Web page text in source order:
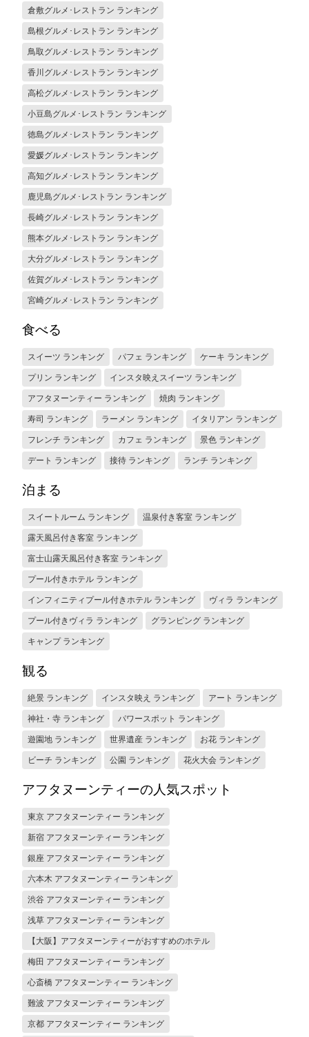
倉敷グルメ･レストラン ランキング
島根グルメ･レストラン ランキング
鳥取グルメ･レストラン ランキング
香川グルメ･レストラン ランキング
高松グルメ･レストラン ランキング
小豆島グルメ･レストラン ランキング
徳島グルメ･レストラン ランキング
愛媛グルメ･レストラン ランキング
高知グルメ･レストラン ランキング
鹿児島グルメ･レストラン ランキング
長崎グルメ･レストラン ランキング
熊本グルメ･レストラン ランキング
大分グルメ･レストラン ランキング
佐賀グルメ･レストラン ランキング
宮崎グルメ･レストラン ランキング
食べる
スイーツ ランキング パフェ ランキング ケーキ ランキング
プリン ランキング インスタ映えスイーツ ランキング
アフタヌーンティー ランキング 焼肉 ランキング
寿司 ランキング ラーメン ランキング イタリアン ランキング
フレンチ ランキング カフェ ランキング 景色 ランキング
デート ランキング 接待 ランキング ランチ ランキング
泊まる
スイートルーム ランキング 温泉付き客室 ランキング
露天風呂付き客室 ランキング
富士山露天風呂付き客室 ランキング
プール付きホテル ランキング
インフィニティプール付きホテル ランキング ヴィラ ランキング
プール付きヴィラ ランキング グランピング ランキング
キャンプ ランキング
観る
絶景 ランキング インスタ映え ランキング アート ランキング
神社・寺 ランキング パワースポット ランキング
遊園地 ランキング 世界遺産 ランキング お花 ランキング
ビーチ ランキング 公園 ランキング 花火大会 ランキング
アフタヌーンティーの人気スポット
東京 アフタヌーンティー ランキング
新宿 アフタヌーンティー ランキング
銀座 アフタヌーンティー ランキング
六本木 アフタヌーンティー ランキング
渋谷 アフタヌーンティー ランキング
浅草 アフタヌーンティー ランキング
【大阪】アフタヌーンティーがおすすめのホテル
梅田 アフタヌーンティー ランキング
心斎橋 アフタヌーンティー ランキング
難波 アフタヌーンティー ランキング
京都 アフタヌーンティー ランキング